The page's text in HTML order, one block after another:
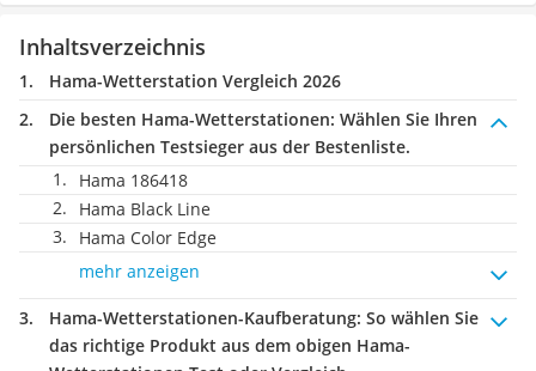
Inhaltsverzeichnis
Hama-Wetterstation Vergleich 2026
Die besten Hama-Wetterstationen: Wählen Sie Ihren
persönlichen Testsieger aus der Bestenliste.
Hama 186418
Hama Black Line
Hama Color Edge
mehr anzeigen
Hama-Wetterstationen-Kaufberatung: So wählen Sie
das richtige Produkt aus dem obigen Hama-